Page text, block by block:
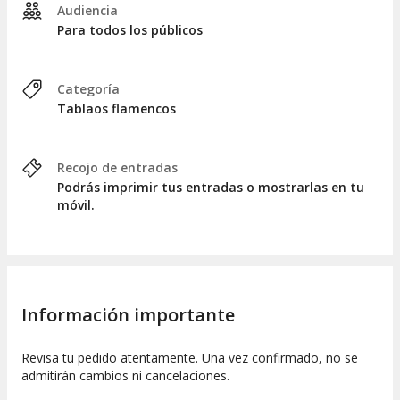
Audiencia
Para todos los públicos
Categoría
Tablaos flamencos
Recojo de entradas
Podrás imprimir tus entradas o mostrarlas en tu
móvil.
Información importante
Revisa tu pedido atentamente. Una vez confirmado, no se
admitirán cambios ni cancelaciones.